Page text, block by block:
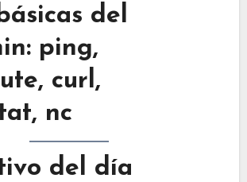
del
ping,
curl,
nc
del día